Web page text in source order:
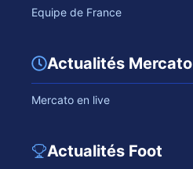
Equipe de France
Actualités Mercato
Mercato en live
Actualités Foot